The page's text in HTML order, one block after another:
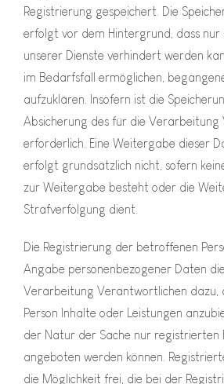
Registrierung gespeichert. Die
erfolgt vor dem Hintergrund, dass nur
unserer Dienste verhindert werden
im Bedarfsfall ermöglichen,
aufzuklären. Insofern ist die
Absicherung des für die
erforderlich. Eine Weitergabe dieser
erfolgt grundsätzlich nicht, sofern
zur Weitergabe besteht oder die
Strafverfolgung dient.
Die Registrierung der betroffenen
Angabe personenbezogener Daten
Verarbeitung Verantwortlichen dazu,
Person Inhalte oder Leistungen
der Natur der Sache nur registrierten
angeboten werden können.
die Möglichkeit frei, die bei der